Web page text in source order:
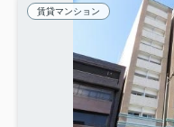
賃貸マンション